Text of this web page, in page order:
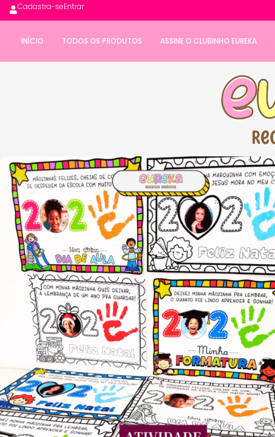
Cadastra-seEntrar
INÍCIO TODOS OS PRODUTOS ASSINE O CLUBINHO EUREKA